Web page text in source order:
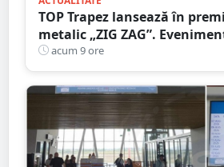
TOP Trapez lansează în
metalic „ZIG ZAG”.
în Grădina Romei
acum 9 ore